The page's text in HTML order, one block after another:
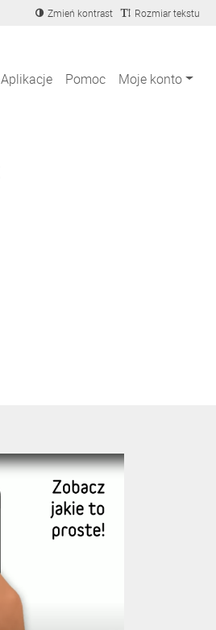
Zmień kontrast Rozmiar tekstu
Aplikacje Pomoc Moje konto